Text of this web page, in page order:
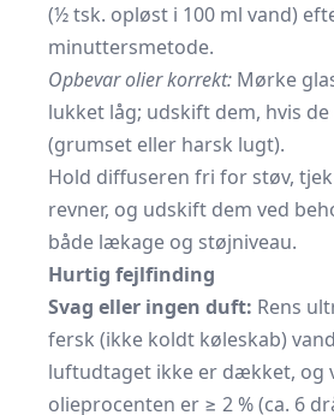
(½ tsk. opløst i 100 ml vand)
minuttersmetode.
Opbevar olier korrekt: Mørke
lukket låg; udskift dem, hvis
(grumset eller harsk lugt).
Hold diffuseren fri for støv,
revner, og udskift dem ved
både lækage og støjniveau.
Hurtig fejlfinding
Svag eller ingen duft: Rens
fersk (ikke koldt køleskab)
luftudtaget ikke er dækket, og
olieprocenten er ≥ 2 % (ca. 6